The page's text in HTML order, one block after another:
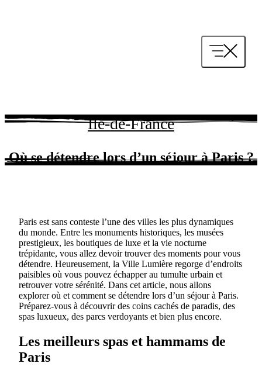
Île-de-France
Où se détendre lors d’un séjour à Paris ?
Paris est sans conteste l’une des villes les plus dynamiques
du monde. Entre les monuments historiques, les musées
prestigieux, les boutiques de luxe et la vie nocturne
trépidante, vous allez devoir trouver des moments pour vous
détendre. Heureusement, la Ville Lumière regorge d’endroits
paisibles où vous pouvez échapper au tumulte urbain et
retrouver votre sérénité. Dans cet article, nous allons
explorer où et comment se détendre lors d’un séjour à Paris.
Préparez-vous à découvrir des coins cachés de paradis, des
spas luxueux, des parcs verdoyants et bien plus encore.
Les meilleurs spas et hammams de
Paris